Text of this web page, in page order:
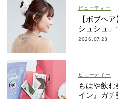
ビューティー
【ボブヘ
シュシュ
りにも
2026.07.23
ビューティー
もはや飲
イン』ガチ